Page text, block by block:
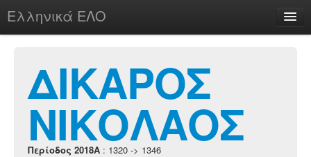
Ελληνικά ΕΛΟ
chesstu.be @ discord
Login
ΔΙΚΑΡΟΣ
ΝΙΚΟΛΑΟΣ
Περίοδος 2018A : 1320 -> 1346